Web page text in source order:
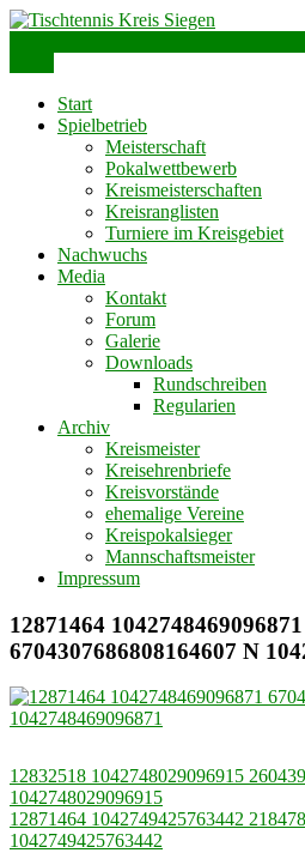
Skip
Tischtennis Kreis
Start
Spielbetrieb
Meisterschaft
Pokalwettbewerb
Kreismeisterschaften
Kreisranglisten
Turniere im Kreisgebiet
Nachwuchs
Media
Kontakt
Forum
Galerie
Downloads
Rundschreiben
Regularien
Archiv
Kreismeister
Kreisehrenbriefe
Kreisvorstände
ehemalige Vereine
Kreispokalsieger
Mannschaftsmeister
Impressum
12871464 1042748469096871
6704307686808164607 N
Beitragsnavigation
12832518 1042748029096915
1042748029096915
12871464 1042749425763442
1042749425763442